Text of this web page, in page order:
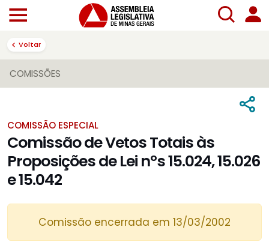
Voltar
COMISSÕES
COMISSÃO ESPECIAL
Comissão de Vetos Totais às
Proposições de Lei nºs 15.024, 15.026
e 15.042
Comissão encerrada em 13/03/2002